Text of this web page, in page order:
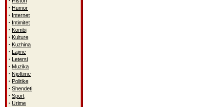
· Humor
· Internet
· Intimitet
· Kombi
· Kulture
· Kuzhina
· Lajme
· Letersi
· Muzika
· Njoftime
· Politike
· Shendeti
· Sport
· Urime